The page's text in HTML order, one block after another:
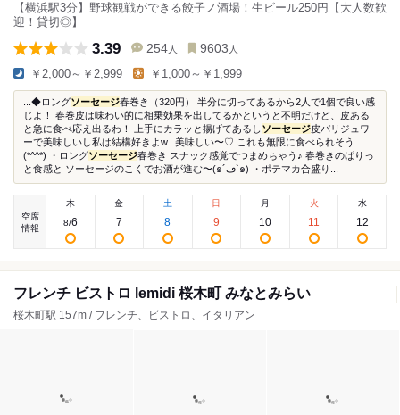
【横浜駅3分】野球観戦ができる餃子ノ酒場！生ビール250円【大人数歓
迎！貸切◎】
3.39 254 人 9603 人
￥2,000～￥2,999 ￥1,000～￥1,999
...◆ロングソーセージ春巻き（320円） 半分に切ってあるから2人で1個で良い感
じよ！ 春巻皮は味わい的に相乗効果を出してるかというと不明だけど、皮ある
と急に食べ応え出るわ！ 上手にカラッと揚げてあるし ソーセージ皮パリジュワ
ーで美味しいし私は結構好きよw...美味しい〜♡ これも無限に食べられそう
(*^^*) ・ロングソーセージ春巻き スナック感覚でつまめちゃう♪ 春巻きのぱりっ
と食感と ソーセージのこくでお酒が進む〜(๑´ڡ`๑) ・ポテマカ合盛り...
空席
情報
木
8/6
金
7
土
8
日
9
月
10
火
11
水
12
フレンチ ビストロ lemidi 桜木町 みなとみらい
桜木町駅 157m / フレンチ、ビストロ、イタリアン